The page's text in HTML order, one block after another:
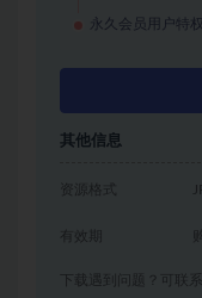
永久会员用户特权
其他信息
资源格式
有效期
下载遇到问题？可联